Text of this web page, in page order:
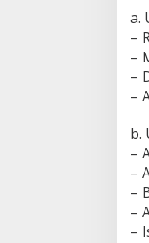
a.
–
–
–
–
b.
–
–
–
–
–